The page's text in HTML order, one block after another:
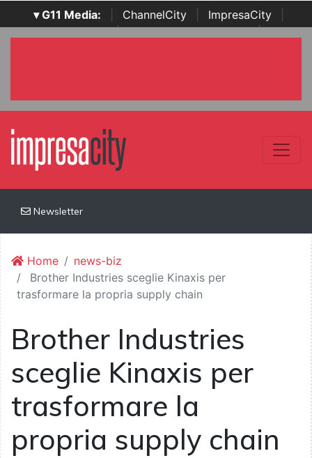
▾ G11 Media: ChannelCity ImpresaCity
SecurityOpenLab | Italian Channel Awards | Italian
Newsletter
Home
news-biz
Brother Industries sceglie Kinaxis per
trasformare la propria supply chain
Brother Industries
sceglie Kinaxis per
trasformare la
propria supply chain